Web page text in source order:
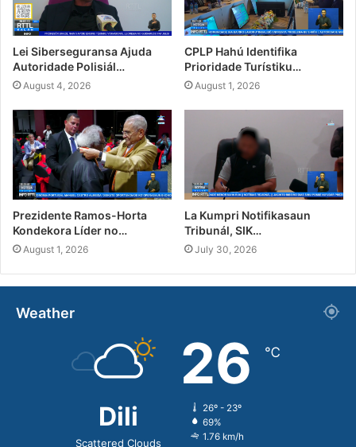
Lei Siberseguransa Ajuda
Autoridade Polisiál…
August 4, 2026
CPLP Hahú Identifika
Prioridade Turístiku…
August 1, 2026
Prezidente Ramos-Horta
Kondekora Líder no…
August 1, 2026
La Kumpri Notifikasaun
Tribunál, SIK…
July 30, 2026
Weather
Dili
Scattered Clouds
26 ℃
26º - 23º
69%
1.76 km/h